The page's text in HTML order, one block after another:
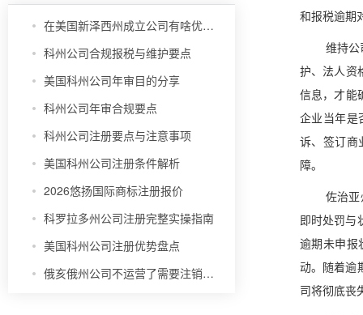
在美国新泽西州成立公司有啥优势？
科州公司合规报税与维护要点
美国科州公司年审目的分享
科州公司年审合规要点
科州公司注册要点与注意事项
美国科州公司注册条件解析
2026悠扬国际商标注册报价
科罗拉多州公司注册完整实操指南
美国科州公司注册优势盘点
俄亥俄州公司不运营了需要注销吗？
和报税逾期
维持公
护、法人资
信息，才能
企业当年是
诉、签订商
障。
佐治亚
即时处罚与
逾期未申报
动。随着逾
司将彻底丧